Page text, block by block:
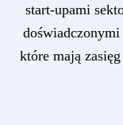
start-upami
które mają